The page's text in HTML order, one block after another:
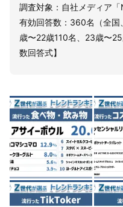
調査対象：自社メディア
有効回答数：360名（全
歳〜22歳110名、23歳〜
数回答式】